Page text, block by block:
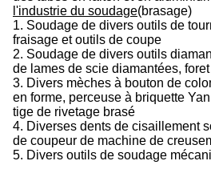
l'industrie du soudage(brasage)
1. Soudage de divers outils de
fraisage et outils de coupe
2. Soudage de divers outils
de lames de scie diamantées,
3. Divers mèches à bouton de
en forme, perceuse à briquette
tige de rivetage brasé
4. Diverses dents de cisaillement
de coupeur de machine de
5. Divers outils de soudage